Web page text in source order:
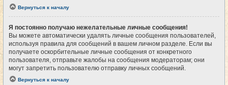
Вернуться к началу
Я постоянно получаю нежелательные личные сообщения!
Вы можете автоматически удалять личные сообщения пользователей,
используя правила для сообщений в вашем личном разделе. Если вы
получаете оскорбительные личные сообщения от конкретного
пользователя, отправьте жалобы на сообщения модераторам; они
могут запретить пользователю отправку личных сообщений.
Вернуться к началу